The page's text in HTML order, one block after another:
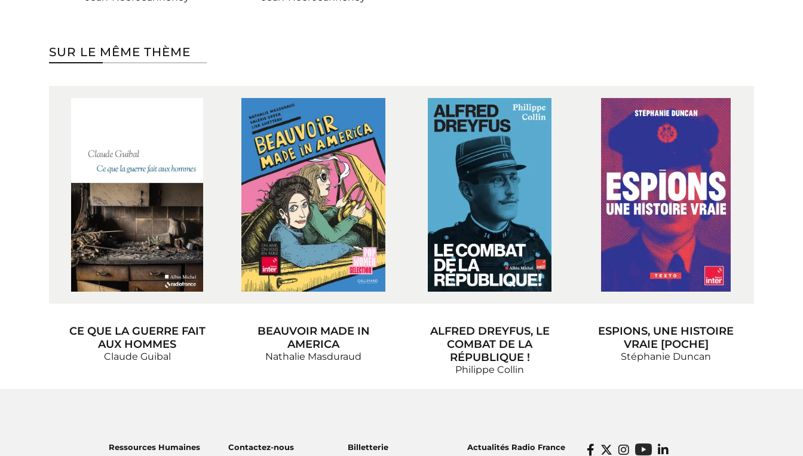
SUR LE MÊME THÈME
CE QUE LA GUERRE FAIT
AUX HOMMES
Claude Guibal
BEAUVOIR MADE IN
AMERICA
Nathalie Masduraud
ALFRED DREYFUS, LE
COMBAT DE LA
RÉPUBLIQUE !
Philippe Collin
ESPIONS, UNE HISTOIRE
VRAIE [POCHE]
Stéphanie Duncan
Ressources Humaines Contactez-nous Billetterie Actualités Radio France